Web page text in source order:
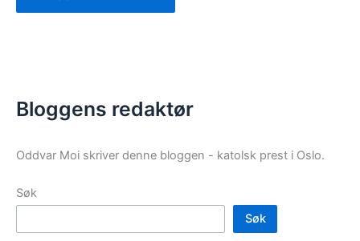
Bloggens redaktør
Oddvar Moi skriver denne bloggen - katolsk prest i Oslo.
Søk
Søk